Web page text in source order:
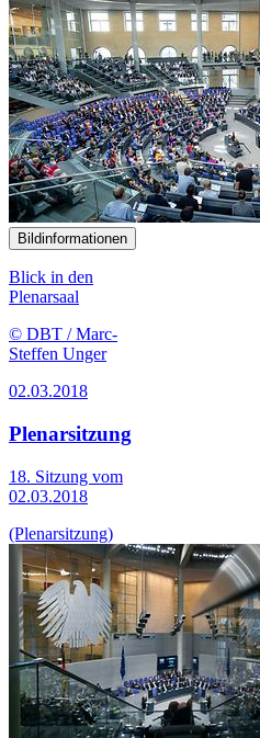
Bildinformationen
Blick in den
Plenarsaal
© DBT / Marc-
Steffen Unger
02.03.2018
Plenarsitzung
18. Sitzung vom
02.03.2018
(Plenarsitzung)